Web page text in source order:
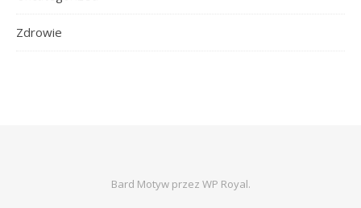
Zdrowie
Bard Motyw przez WP Royal.